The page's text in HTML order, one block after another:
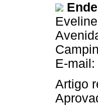
E-mail:
Artigo